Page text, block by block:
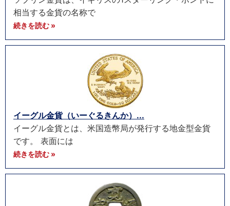
相当する金貨の名称で
続きを読む »
イーグル金貨（いーぐるきんか）...
イーグル金貨とは、米国造幣局が発行する地金型金貨
です。 表面には
続きを読む »